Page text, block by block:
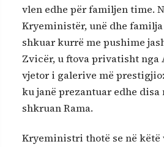
vlen edhe për familjen time.
Kryeministër, unë dhe
shkuar kurrë me pushime
Zvicër, u ftova privatisht nga
vjetor i galerive më
ku janë prezantuar edhe disa
shkruan Rama.
Kryeministri thotë se në